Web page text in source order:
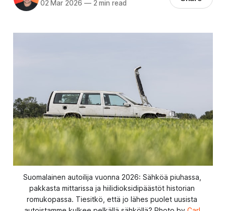
02 Mar 2026 —2 min read
Suomalainen autoilija vuonna 2026: Sähköä piuhassa,
pakkasta mittarissa ja hiilidioksidipäästöt historian
romukopassa. Tiesitkö, että jo lähes puolet uusista